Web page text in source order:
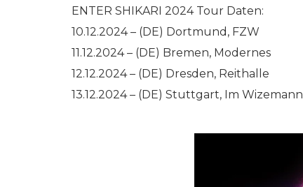
ENTER SHIKARI 2024 Tour Daten:
10.12.2024 – (DE) Dortmund, FZW
11.12.2024 – (DE) Bremen, Modernes
12.12.2024 – (DE) Dresden, Reithalle
13.12.2024 – (DE) Stuttgart, Im Wizemann